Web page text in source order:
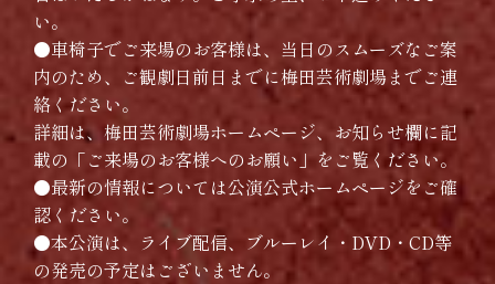
い。
●車椅子でご来場のお客様は、当日のスムーズなご案
内のため、ご観劇日前日までに梅田芸術劇場までご連
絡ください。
詳細は、梅田芸術劇場ホームページ、お知らせ欄に記
載の「ご来場のお客様へのお願い」をご覧ください。
●最新の情報については公演公式ホームページをご確
認ください。
●本公演は、ライブ配信、ブルーレイ・DVD・CD等
の発売の予定はございません。